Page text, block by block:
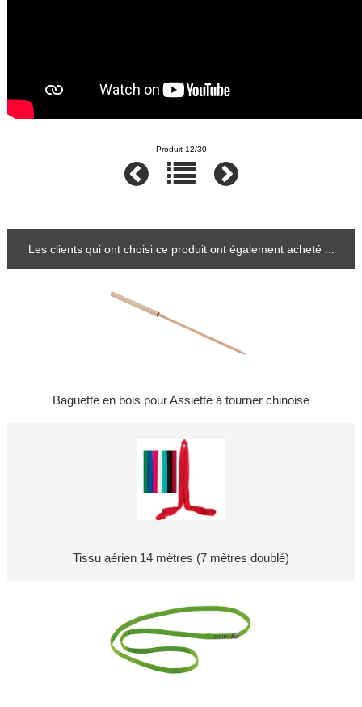
Produit 12/30
Les clients qui ont choisi ce produit ont également acheté ...
Baguette en bois pour Assiette à tourner chinoise
Tissu aérien 14 mètres (7 mètres doublé)